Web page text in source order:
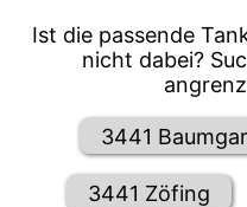
Ist die passende
nicht dabei?
3441
3441 Zöfing